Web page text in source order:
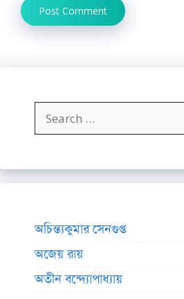
Search
for:
অচিন্ত্যকুমার সেনগুপ্ত
অজেয় রায়
অতীন বন্দ্যোপাধ্যায়